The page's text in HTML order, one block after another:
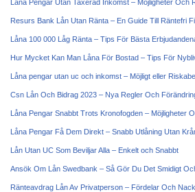
Låna Pengar Utan Taxerad Inkomst – Möjligheter Och
Resurs Bank Lån Utan Ränta – En Guide Till Räntefri
Låna 100 000 Låg Ränta – Tips För Bästa
Hur Mycket Kan Man Låna För Bostad – Tips För
Låna pengar utan uc och inkomst – Möjligt eller
Csn Lån Och Bidrag 2023 – Nya Regler Och
Låna Pengar Snabbt Trots Kronofogden – Möjligheter
Låna Pengar Få Dem Direkt – Snabb Utlåning Utan
Lån Utan UC Som Beviljar Alla – Enkelt och Snabbt
Ansök Om Lån Swedbank – Så Gör Du Det Smidigt
Ränteavdrag Lån Av Privatperson – Fördelar Och